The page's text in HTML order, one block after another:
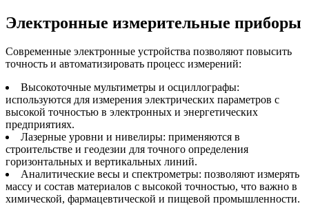
Электронные измерительные приборы
Современные электронные устройства позволяют повысить
точность и автоматизировать процесс измерений:
Высокоточные мультиметры и осциллографы:
используются для измерения электрических параметров с
высокой точностью в электронных и энергетических
предприятиях.
Лазерные уровни и нивелиры: применяются в
строительстве и геодезии для точного определения
горизонтальных и вертикальных линий.
Аналитические весы и спектрометры: позволяют измерять
массу и состав материалов с высокой точностью, что важно в
химической, фармацевтической и пищевой промышленности.